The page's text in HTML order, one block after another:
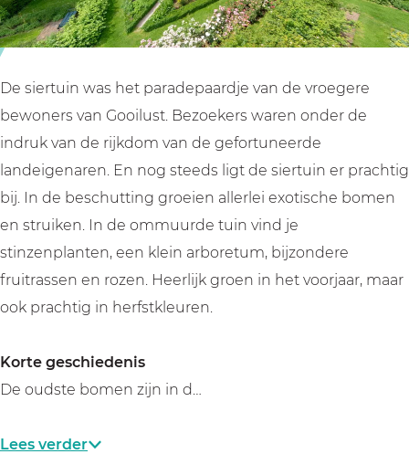
i
l
s
t
o
o
l
u
s
t
o
o
l
u
s
t
De siertuin was het paradepaardje van de vroegere
bewoners van Gooilust. Bezoekers waren onder de
indruk van de rijkdom van de gefortuneerde
landeigenaren. En nog steeds ligt de siertuin er prachtig
bij. In de beschutting groeien allerlei exotische bomen
en struiken. In de ommuurde tuin vind je
stinzenplanten, een klein arboretum, bijzondere
fruitrassen en rozen. Heerlijk groen in het voorjaar, maar
ook prachtig in herfstkleuren.
Korte geschiedenis
De oudste bomen zijn in d…
Lees verder